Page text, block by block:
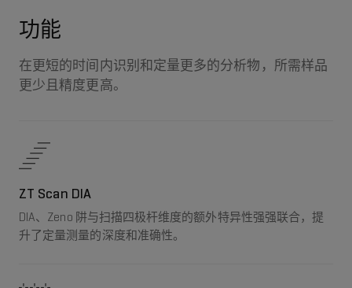
功能
在更短的时间内识别和定量更多的分析物，所需样品
更少且精度更高。
ZT Scan DIA
DIA、Zeno 阱与扫描四极杆维度的额外特异性强强联合，提
升了定量测量的深度和准确性。